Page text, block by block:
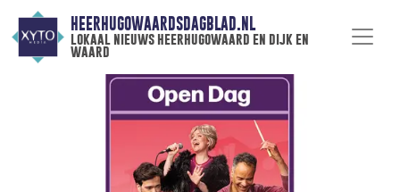
HEERHUGOWAARDSDAGBLAD.NL
lokaal nieuws heerhugowaard en dijk en
waard